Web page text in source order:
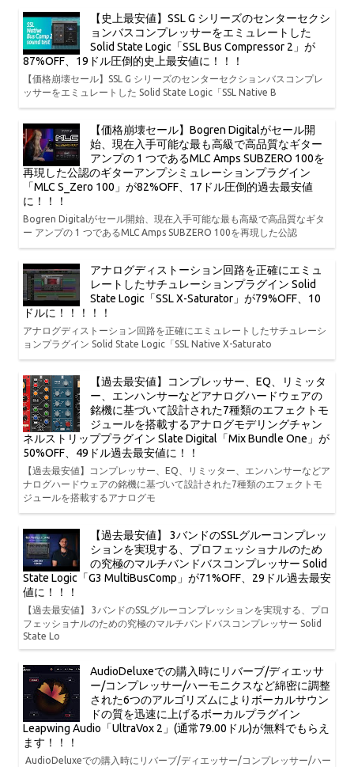
【史上最安値】SSL G シリーズのセンターセクシ
ョンバスコンプレッサーをエミュレートした
Solid State Logic「SSL Bus Compressor 2」が
87%OFF、19ドル圧倒的史上最安値に！！！
【価格崩壊セール】SSL G シリーズのセンターセクションバスコンプレ
ッサーをエミュレートした Solid State Logic「SSL Native B
【価格崩壊セール】Bogren Digitalがセール開
始、現在入手可能な最も高級で高品質なギター
アンプの 1 つであるMLC Amps SUBZERO 100を
再現した公認のギターアンプシミュレーションプラグイン
「MLC S_Zero 100」が82%OFF、17ドル圧倒的過去最安値
に！！！
Bogren Digitalがセール開始、現在入手可能な最も高級で高品質なギタ
ー アンプの 1 つであるMLC Amps SUBZERO 100を再現した公認
アナログディストーション回路を正確にエミュ
レートしたサチュレーションプラグイン Solid
State Logic「SSL X-Saturator」が79%OFF、10
ドルに！！！！！
アナログディストーション回路を正確にエミュレートしたサチュレーシ
ョンプラグイン Solid State Logic「SSL Native X-Saturato
【過去最安値】コンプレッサー、EQ、リミッタ
ー、エンハンサーなどアナログハードウェアの
銘機に基づいて設計された7種類のエフェクトモ
ジュールを搭載するアナログモデリングチャン
ネルストリッププラグイン Slate Digital「Mix Bundle One」が
50%OFF、49ドル過去最安値に！！
【過去最安値】コンプレッサー、EQ、リミッター、エンハンサーなどア
ナログハードウェアの銘機に基づいて設計された7種類のエフェクトモ
ジュールを搭載するアナログモ
【過去最安値】 3バンドのSSLグルーコンプレッ
ションを実現する、プロフェッショナルのため
の究極のマルチバンドバスコンプレッサー Solid
State Logic「G3 MultiBusComp」が71%OFF、29ドル過去最安
値に！！！
【過去最安値】 3バンドのSSLグルーコンプレッションを実現する、プロ
フェッショナルのための究極のマルチバンドバスコンプレッサー Solid
State Lo
AudioDeluxeでの購入時にリバーブ/ディエッサ
ー/コンプレッサー/ハーモニクスなど綿密に調整
された6つのアルゴリズムによりボーカルサウン
ドの質を迅速に上げるボーカルプラグイン
Leapwing Audio「UltraVox 2」(通常79.00ドル)が無料でもらえ
ます！！！
AudioDeluxeでの購入時にリバーブ/ディエッサー/コンプレッサー/ハー